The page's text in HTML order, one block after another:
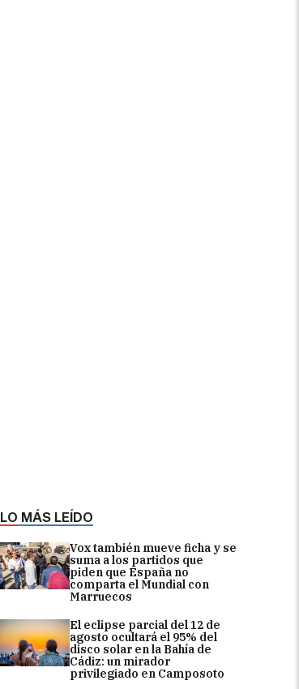
LO MÁS LEÍDO
Vox también mueve ficha y se
suma a los partidos que
piden que España no
comparta el Mundial con
Marruecos
El eclipse parcial del 12 de
agosto ocultará el 95% del
disco solar en la Bahía de
Cádiz: un mirador
privilegiado en Camposoto